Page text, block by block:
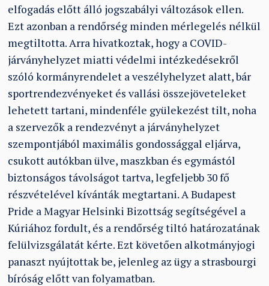
elfogadás előtt álló jogszabályi változások ellen.
Ezt azonban a rendőrség minden mérlegelés nélkül
megtiltotta. Arra hivatkoztak, hogy a COVID-
járványhelyzet miatti védelmi intézkedésekről
szóló kormányrendelet a veszélyhelyzet alatt, bár
sportrendezvényeket és vallási összejöveteleket
lehetett tartani, mindenféle gyülekezést tilt, noha
a szervezők a rendezvényt a járványhelyzet
szempontjából maximális gondossággal eljárva,
csukott autókban ülve, maszkban és egymástól
biztonságos távolságot tartva, legfeljebb 30 fő
részvételével kívánták megtartani. A Budapest
Pride a Magyar Helsinki Bizottság segítségével a
Kúriához fordult, és a rendőrség tiltó határozatának
felülvizsgálatát kérte. Ezt követően alkotmányjogi
panaszt nyújtottak be, jelenleg az ügy a strasbourgi
bíróság előtt van folyamatban.